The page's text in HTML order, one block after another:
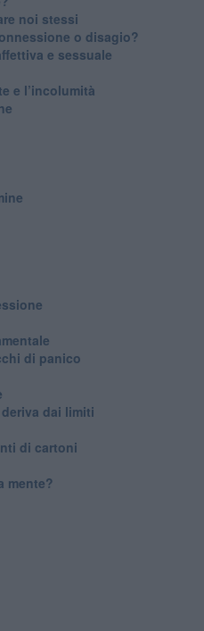
noi stessi
o disagio?
e sessuale
e l’incolumità
di panico
dai limiti
di cartoni
mente?